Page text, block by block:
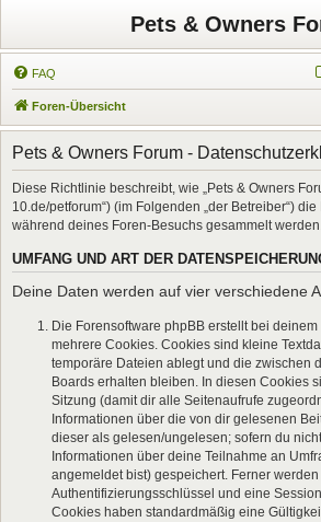
Pets & Owners
FAQ
Foren-Übersicht
Pets & Owners Forum -
Diese Richtlinie beschreibt, wie „Pets & Owners
10.de/petforum“) (im Folgenden „der Betreiber“)
während deines Foren-Besuchs gesammelt
UMFANG UND ART DER
Deine Daten werden auf vier verschiedene
Die Forensoftware phpBB erstellt bei
mehrere Cookies. Cookies sind kleine
temporäre Dateien ablegt und die zwischen
Boards erhalten bleiben. In diesen Cookies
Sitzung (damit dir alle Seitenaufrufe
Informationen über die von dir gelesenen
dieser als gelesen/ungelesen; sofern du
Informationen über deine Teilnahme an
angemeldet bist) gespeichert. Ferner
Authentifizierungsschlüssel und eine
Cookies haben standardmäßig eine